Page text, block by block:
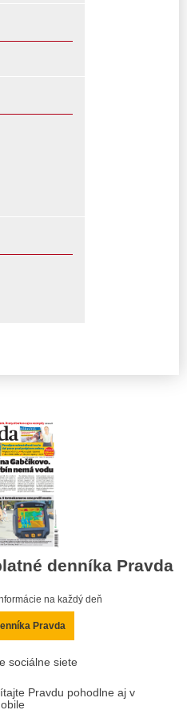
denníka Pravda
na každý deň
Pravda
sociálne siete
Pravdu pohodlne aj v